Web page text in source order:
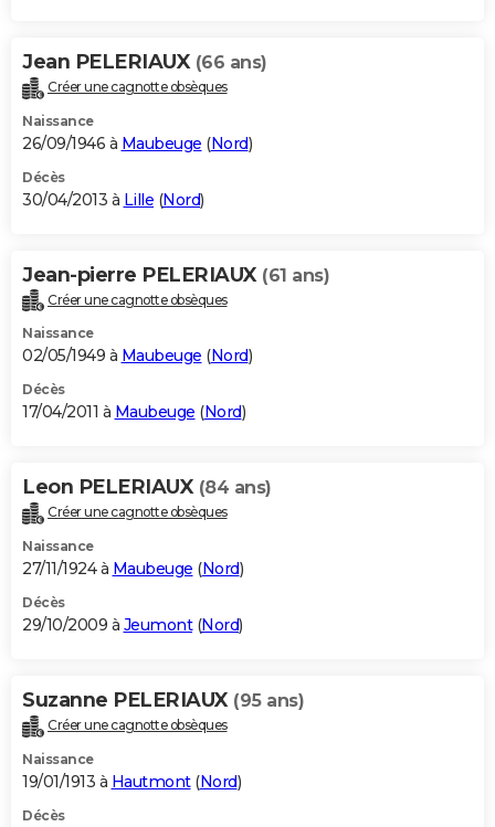
Jean PELERIAUX (66 ans)
Créer une cagnotte obsèques
Naissance
26/09/1946 à Maubeuge (Nord)
Décès
30/04/2013 à Lille (Nord)
Jean-pierre PELERIAUX (61 ans)
Créer une cagnotte obsèques
Naissance
02/05/1949 à Maubeuge (Nord)
Décès
17/04/2011 à Maubeuge (Nord)
Leon PELERIAUX (84 ans)
Créer une cagnotte obsèques
Naissance
27/11/1924 à Maubeuge (Nord)
Décès
29/10/2009 à Jeumont(Nord)
Suzanne PELERIAUX (95 ans)
Créer une cagnotte obsèques
Naissance
19/01/1913 à Hautmont(Nord)
Décès